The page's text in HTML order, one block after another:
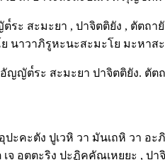
ะ สะมะยา , ปาจิตติยัง , ตัตถา
นาวาภิรูหะนะสะมะโย มะหาส
ญญัต๎ระ สะมะยา ปาจิตติยัง. ตัต
ปะคะตัง ปูเวหิ วา มันเถหิ วา อ
จ อุตตะริง ปะฏิคคัณเหยยะ , ป